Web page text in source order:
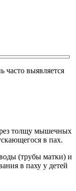
часто выявляется
толщу мышечных
в пах.
(трубы матки) и
в паху у детей